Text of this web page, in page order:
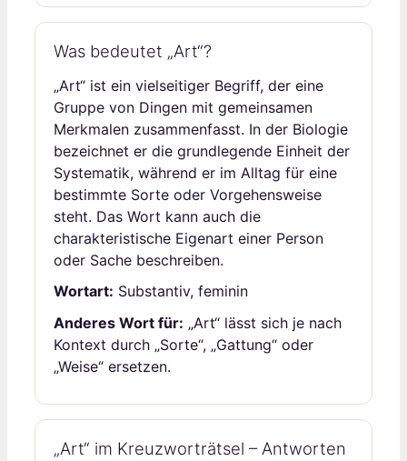
Was bedeutet „Art“?
„Art“ ist ein vielseitiger Begriff, der eine
Gruppe von Dingen mit gemeinsamen
Merkmalen zusammenfasst. In der Biologie
bezeichnet er die grundlegende Einheit der
Systematik, während er im Alltag für eine
bestimmte Sorte oder Vorgehensweise
steht. Das Wort kann auch die
charakteristische Eigenart einer Person
oder Sache beschreiben.
Wortart: Substantiv, feminin
Anderes Wort für: „Art“ lässt sich je nach
Kontext durch „Sorte“, „Gattung“ oder
„Weise“ ersetzen.
„Art“ im Kreuzworträtsel – Antworten